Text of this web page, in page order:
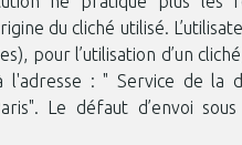
du cliché utilisé.
pour l’utilisation d’un
: " Service de la
Le défaut d’envoi